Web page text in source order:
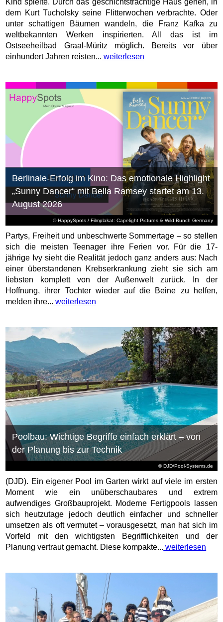
dem Kurt Tucholsky seine Flitterwochen verbrachte. Oder
unter schattigen Bäumen wandeln, die Franz Kafka zu
weltbekannten Werken inspirierten. All das ist im
Ostseeheilbad Graal-Müritz möglich. Bereits vor über
einhundert Jahren reisten... weiterlesen
© HappySpots / Filmplakat: Capelight Pictures & Wild Bunch Germany
Berlinale-Erfolg im Kino: Das emotionale Highlight
„Sunny Dancer“ mit Bella Ramsey startet am 13.
August 2026
Partys, Freiheit und unbeschwerte Sommertage – so stellen
sich die meisten Teenager ihre Ferien vor. Für die 17-
jährige Ivy sieht die Realität jedoch ganz anders aus: Nach
einer überstandenen Krebserkrankung zieht sie sich am
liebsten komplett von der Außenwelt zurück. In der
Hoffnung, ihrer Tochter wieder auf die Beine zu helfen,
melden ihre... weiterlesen
© DJD/Pool-Systems.de
Poolbau: Wichtige Begriffe einfach erklärt – von
der Planung bis zur Technik
(DJD). Ein eigener Pool im Garten wirkt auf viele im ersten
Moment wie ein unüberschaubares und extrem
aufwendiges Großbauprojekt. Moderne Fertigpools lassen
sich heutzutage jedoch deutlich einfacher und schneller
umsetzen als oft vermutet – vorausgesetzt, man hat sich im
Vorfeld mit den wichtigsten Begrifflichkeiten und der
Planung vertraut gemacht. Diese kompakte... weiterlesen